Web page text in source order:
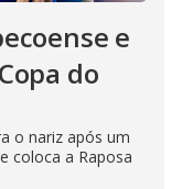
e
do
o nariz após um
coloca a Raposa